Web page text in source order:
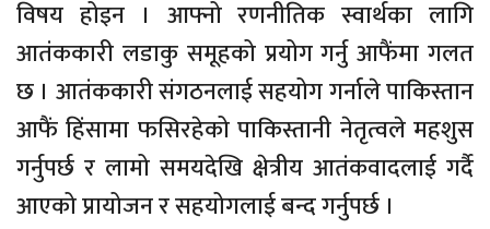
विषय होइन । आफ्नो रणनीतिक स्वार्थका लागि
आतंककारी लडाकु समूहको प्रयोग गर्नु आफैंमा गलत
छ । आतंककारी संगठनलाई सहयोग गर्नाले पाकिस्तान
आफैं हिंसामा फसिरहेको पाकिस्तानी नेतृत्वले महशुस
गर्नुपर्छ र लामो समयदेखि क्षेत्रीय आतंकवादलाई गर्दै
आएको प्रायोजन र सहयोगलाई बन्द गर्नुपर्छ ।